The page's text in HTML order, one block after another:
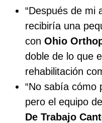
“Después de mi
recibiría una
con Ohio
doble de lo que
rehabilitación
“No sabía cómo
pero el equipo de
De Trabajo